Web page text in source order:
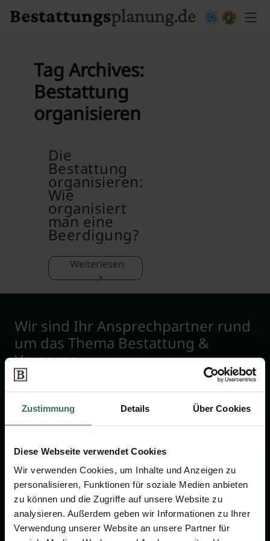
Zustimmung Details Über Cookies
Diese Webseite verwendet Cookies
Wir verwenden Cookies, um Inhalte und Anzeigen zu
personalisieren, Funktionen für soziale Medien anbieten
zu können und die Zugriffe auf unsere Website zu
analysieren. Außerdem geben wir Informationen zu Ihrer
Verwendung unserer Website an unsere Partner für
Tag Archives:
Bestattung
organisieren
Die
Bestattung
organisieren:
Wie
organisiert
man eine
Beerdigung?
Weiterlesen
Wir sind Ihr Ansprechpartner rund
um das Thema Bestattung &
Vorsorge.
Vergleich
Ratgeber
Verzeichnis
Wissenswertes
Online-Portal
Kostenlos registrieren